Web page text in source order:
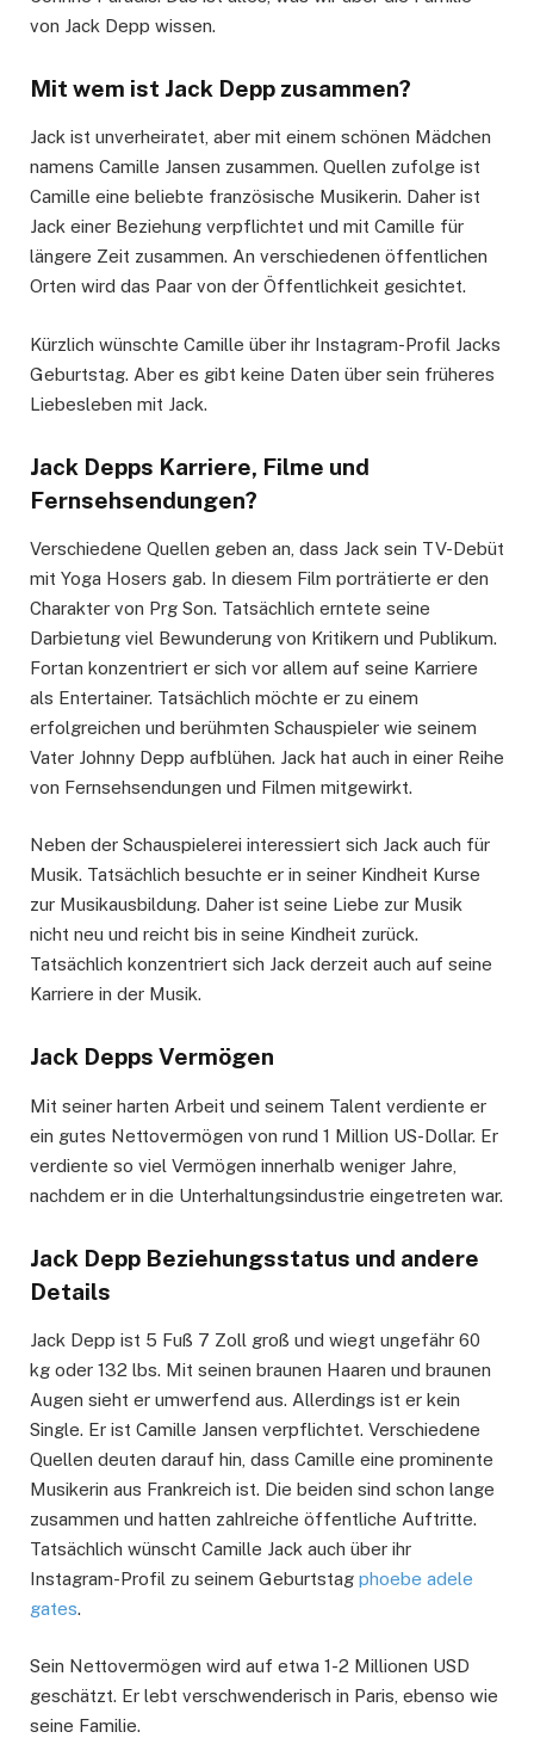
von Jack Depp wissen.
Mit wem ist Jack Depp zusammen?
Jack ist unverheiratet, aber mit einem schönen Mädchen
namens Camille Jansen zusammen. Quellen zufolge ist
Camille eine beliebte französische Musikerin. Daher ist
Jack einer Beziehung verpflichtet und mit Camille für
längere Zeit zusammen. An verschiedenen öffentlichen
Orten wird das Paar von der Öffentlichkeit gesichtet.
Kürzlich wünschte Camille über ihr Instagram-Profil Jacks
Geburtstag. Aber es gibt keine Daten über sein früheres
Liebesleben mit Jack.
Jack Depps Karriere, Filme und
Fernsehsendungen?
Verschiedene Quellen geben an, dass Jack sein TV-Debüt
mit Yoga Hosers gab. In diesem Film porträtierte er den
Charakter von Prg Son. Tatsächlich erntete seine
Darbietung viel Bewunderung von Kritikern und Publikum.
Fortan konzentriert er sich vor allem auf seine Karriere
als Entertainer. Tatsächlich möchte er zu einem
erfolgreichen und berühmten Schauspieler wie seinem
Vater Johnny Depp aufblühen. Jack hat auch in einer Reihe
von Fernsehsendungen und Filmen mitgewirkt.
Neben der Schauspielerei interessiert sich Jack auch für
Musik. Tatsächlich besuchte er in seiner Kindheit Kurse
zur Musikausbildung. Daher ist seine Liebe zur Musik
nicht neu und reicht bis in seine Kindheit zurück.
Tatsächlich konzentriert sich Jack derzeit auch auf seine
Karriere in der Musik.
Jack Depps Vermögen
Mit seiner harten Arbeit und seinem Talent verdiente er
ein gutes Nettovermögen von rund 1 Million US-Dollar. Er
verdiente so viel Vermögen innerhalb weniger Jahre,
nachdem er in die Unterhaltungsindustrie eingetreten war.
Jack Depp Beziehungsstatus und andere
Details
Jack Depp ist 5 Fuß 7 Zoll groß und wiegt ungefähr 60
kg oder 132 lbs. Mit seinen braunen Haaren und braunen
Augen sieht er umwerfend aus. Allerdings ist er kein
Single. Er ist Camille Jansen verpflichtet. Verschiedene
Quellen deuten darauf hin, dass Camille eine prominente
Musikerin aus Frankreich ist. Die beiden sind schon lange
zusammen und hatten zahlreiche öffentliche Auftritte.
Tatsächlich wünscht Camille Jack auch über ihr
Instagram-Profil zu seinem Geburtstag phoebe adele
gates.
Sein Nettovermögen wird auf etwa 1-2 Millionen USD
geschätzt. Er lebt verschwenderisch in Paris, ebenso wie
seine Familie.